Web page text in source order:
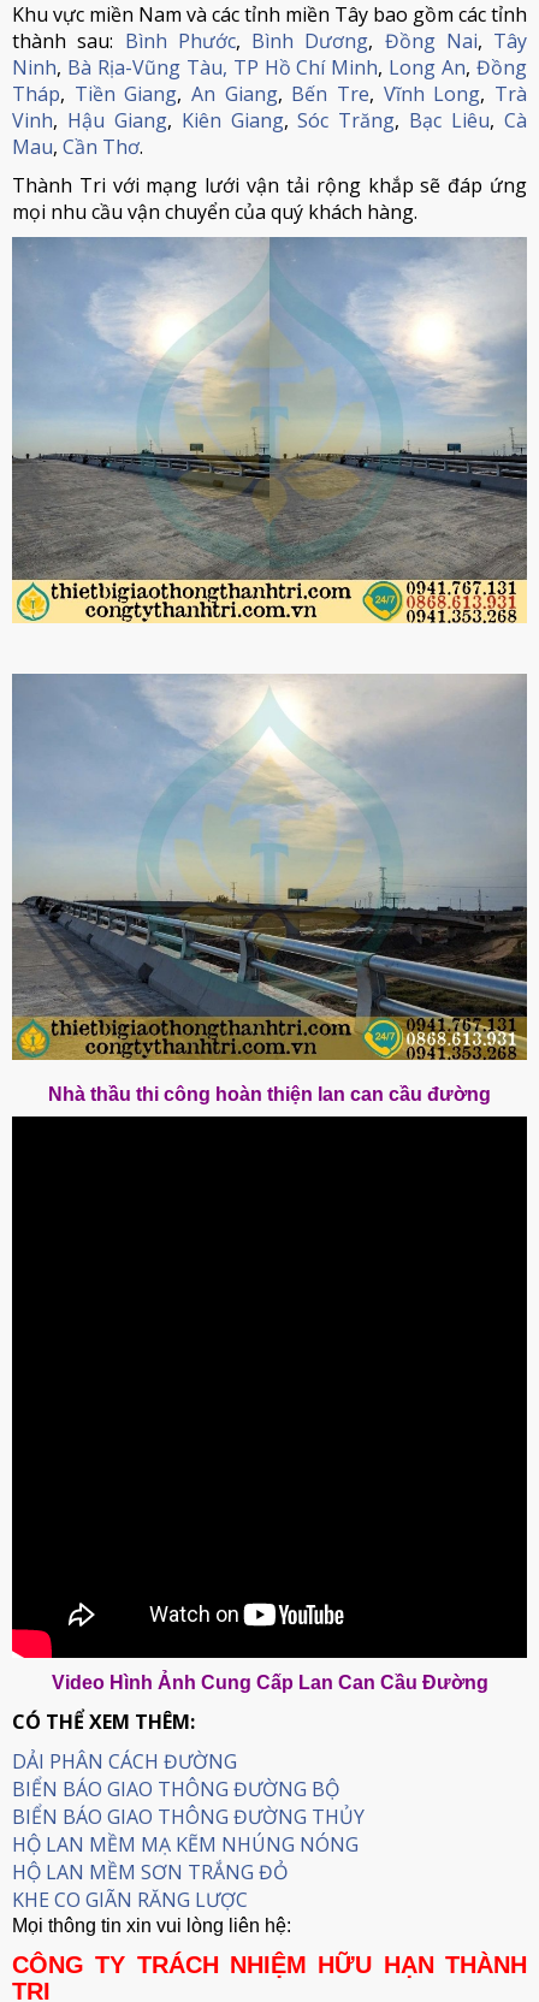
Khu vực miền Nam và các tỉnh miền Tây bao gồm các tỉnh
thành sau: Bình Phước, Bình Dương, Đồng Nai, Tây
Ninh, Bà Rịa-Vũng Tàu, TP Hồ Chí Minh, Long An,Đồng
Tháp, Tiền Giang,An Giang, Bến Tre, Vĩnh Long, Trà
Vinh, Hậu Giang, Kiên Giang,Sóc Trăng, Bạc Liêu,Cà
Mau, Cần Thơ.
Thành Tri với mạng lưới vận tải rộng khắp sẽ đáp ứng
mọi nhu cầu vận chuyển của quý khách hàng.
Nhà thầu thi công hoàn thiện lan can cầu đường
Video Hình Ảnh Cung Cấp Lan Can Cầu Đường
CÓ THỂ XEM THÊM:
DẢI PHÂN CÁCH ĐƯỜNG
BIỂN BÁO GIAO THÔNG ĐƯỜNG BỘ
BIỂN BÁO GIAO THÔNG ĐƯỜNG THỦY
HỘ LAN MỀM MẠ KẼM NHÚNG NÓNG
HỘ LAN MỀM SƠN TRẮNG ĐỎ
KHE CO GIÃN RĂNG LƯỢC
Mọi thông tin xin vui lòng liên hệ:
CÔNG TY TRÁCH NHIỆM HỮU HẠN THÀNH
TRI